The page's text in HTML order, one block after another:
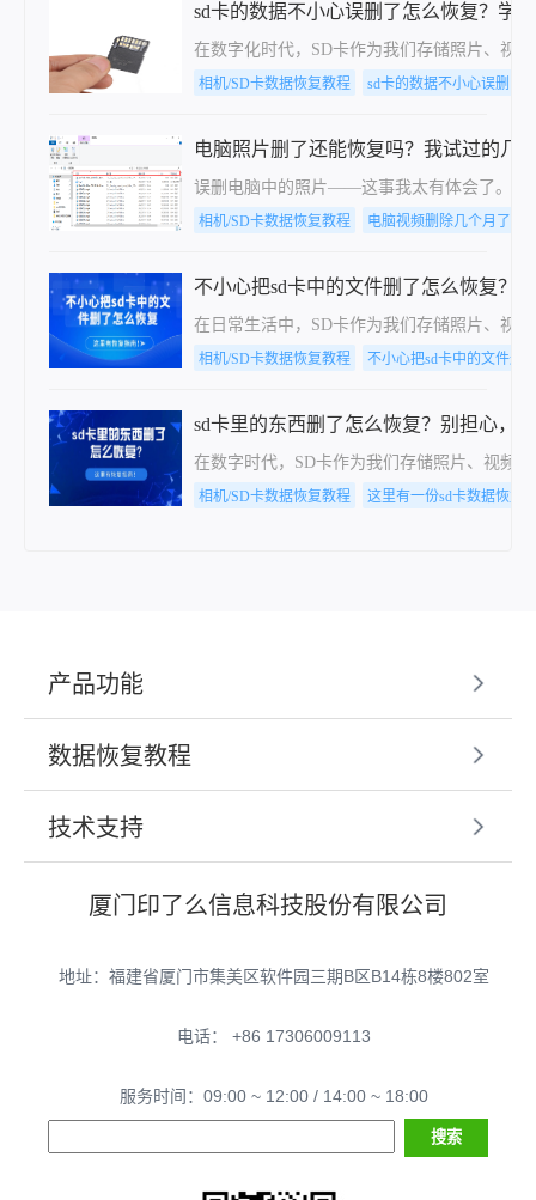
sd卡的数据不小心误删了怎么恢复？学
在数字化时代，SD卡作为我们存储照片、视
相机/SD卡数据恢复教程 sd卡的数据不小心误删了
电脑照片删了还能恢复吗？我试过的几
误删电脑中的照片——这事我太有体会了。上
相机/SD卡数据恢复教程 电脑视频删除几个月了还
不小心把sd卡中的文件删了怎么恢复？
在日常生活中，SD卡作为我们存储照片、视
相机/SD卡数据恢复教程 不小心把sd卡中的文件删
sd卡里的东西删了怎么恢复？别担心，
在数字时代，SD卡作为我们存储照片、视频
相机/SD卡数据恢复教程 这里有一份sd卡数据恢复
产品功能
数据恢复教程
技术支持
厦门印了么信息科技股份有限公司
地址：福建省厦门市集美区软件园三期B区B14栋8楼802室
电话： +86 17306009113
服务时间：09:00 ~ 12:00 / 14:00 ~ 18:00